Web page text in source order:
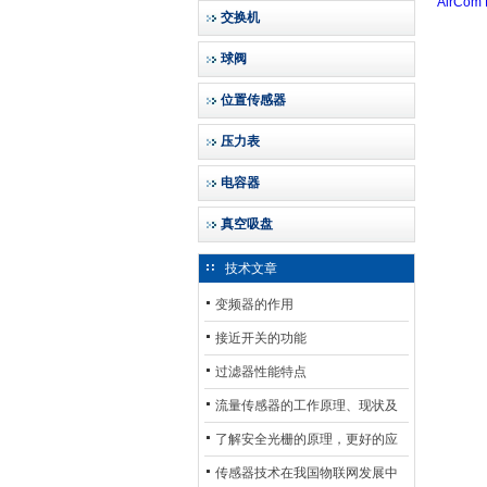
交换机
球阀
位置传感器
压力表
电容器
真空吸盘
技术文章
变频器的作用
接近开关的功能
过滤器性能特点
流量传感器的工作原理、现状及
其发展前景
了解安全光栅的原理，更好的应
用安全光栅
传感器技术在我国物联网发展中